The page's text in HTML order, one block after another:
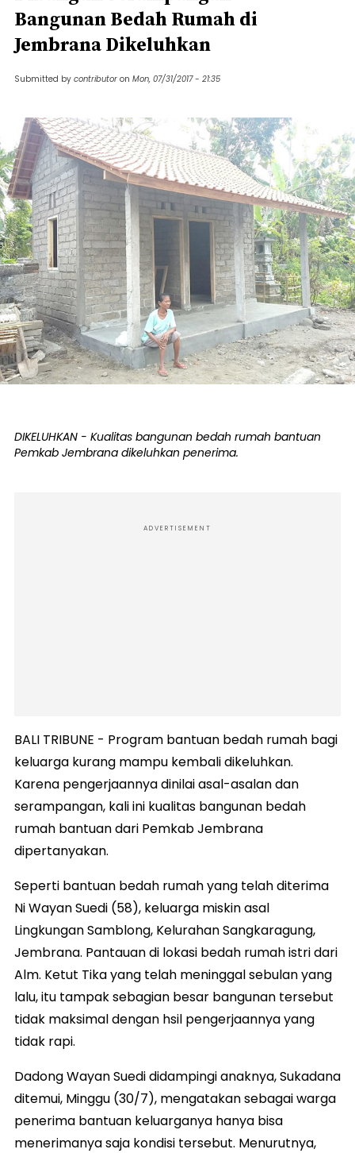
Bangunan Bedah Rumah di
Jembrana Dikeluhkan
Submitted by contributor on Mon, 07/31/2017 - 21:35
DIKELUHKAN - Kualitas bangunan bedah rumah bantuan
Pemkab Jembrana dikeluhkan penerima.
ADVERTISEMENT
BALI TRIBUNE - Program bantuan bedah rumah bagi
keluarga kurang mampu kembali dikeluhkan.
Karena pengerjaannya dinilai asal-asalan dan
serampangan, kali ini kualitas bangunan bedah
rumah bantuan dari Pemkab Jembrana
dipertanyakan.
Seperti bantuan bedah rumah yang telah diterima
Ni Wayan Suedi (58), keluarga miskin asal
Lingkungan Samblong, Kelurahan Sangkaragung,
Jembrana. Pantauan di lokasi bedah rumah istri dari
Alm. Ketut Tika yang telah meninggal sebulan yang
lalu, itu tampak sebagian besar bangunan tersebut
tidak maksimal dengan hsil pengerjaannya yang
tidak rapi.
Dadong Wayan Suedi didampingi anaknya, Sukadana
ditemui, Minggu (30/7), mengatakan sebagai warga
penerima bantuan keluarganya hanya bisa
menerimanya saja kondisi tersebut. Menurutnya,